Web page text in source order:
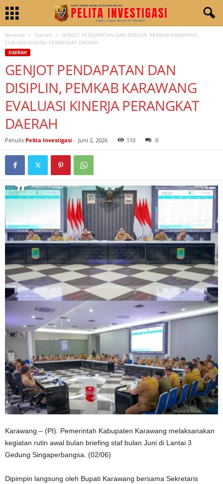
Beranda Daerah
GENJOT PENDAPATAN DAN DISIPLIN, PEMKAB KARAWANG
EVALUASI KINERJA PERANGKAT DAERAH
DAERAH
GENJOT PENDAPATAN DAN
DISIPLIN, PEMKAB KARAWANG
EVALUASI KINERJA PERANGKAT
DAERAH
Penulis Pelita Investigasi - Juni 2, 2026 110 0
Karawang – (PI). Pemerintah Kabupaten Karawang melaksanakan
kegiatan rutin awal bulan briefing staf bulan Juni di Lantai 3
Gedung Singaperbangsa. (02/06)
Dipimpin langsung oleh Bupati Karawang bersama Sekretaris